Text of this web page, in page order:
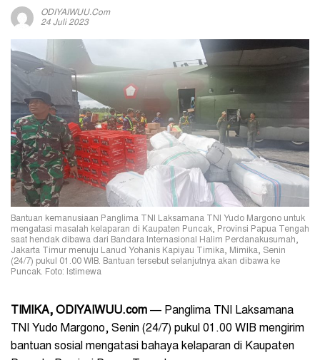
ODIYAIWUU.com
24 Juli 2023
Bantuan kemanusiaan Panglima TNI Laksamana TNI Yudo Margono untuk
mengatasi masalah kelaparan di Kaupaten Puncak, Provinsi Papua Tengah
saat hendak dibawa dari Bandara Internasional Halim Perdanakusumah,
Jakarta Timur menuju Lanud Yohanis Kapiyau Timika, Mimika, Senin
(24/7) pukul 01.00 WIB. Bantuan tersebut selanjutnya akan dibawa ke
Puncak. Foto: Istimewa
TIMIKA, ODIYAIWUU.com — Panglima TNI Laksamana
TNI Yudo Margono, Senin (24/7) pukul 01.00 WIB mengirim
bantuan sosial mengatasi bahaya kelaparan di Kaupaten